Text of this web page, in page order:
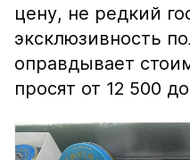
цену, не редкий
эксклюзивность
оправдывает
просят от 12 500